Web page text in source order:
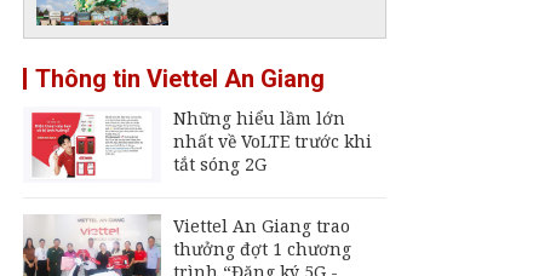
6/8: Tăng mạnh
Tái cấu trúc ngành
đóng tàu, phát triển
quốc gia
Giá xăng, dầu hôm
Thông tin Viettel An Giang
Những hiểu lầm lớn
nhất về VoLTE trước khi
tắt sóng 2G
Viettel An Giang trao
thưởng đợt 1 chương